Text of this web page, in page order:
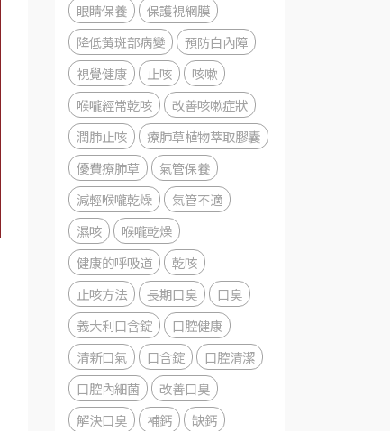
眼睛保養
保護視網膜
降低黃斑部病變
預防白內障
視覺健康
止咳
咳嗽
喉嚨經常乾咳
改善咳嗽症狀
潤肺止咳
療肺草植物萃取膠囊
優費療肺草
氣管保養
減輕喉嚨乾燥
氣管不適
濕咳
喉嚨乾燥
健康的呼吸道
乾咳
止咳方法
長期口臭
口臭
義大利口含錠
口腔健康
清新口氣
口含錠
口腔清潔
口腔內細菌
改善口臭
解決口臭
補鈣
缺鈣